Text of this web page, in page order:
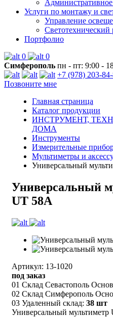
Услуги по монтажу и
Управление
Светотехнический
Портфолио
0
0
Симферополь пн - пт: 9:00 -
+7 (978) 203-
Позвоните мне
Главная страница
Каталог продукции
ИНСТРУМЕНТ,
ДОМА
Инструменты
Измерительные
Мультиметры и
Универсальный
Универсальный
UT 58A
Артикул: 13-1020
под заказ
01 Склад Севастополь
02 Склад Симферополь
03 Удаленный склад: 38 шт
Универсальный